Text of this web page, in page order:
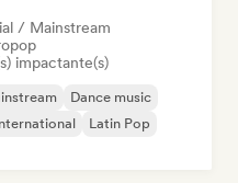
/ Mainstream
impactante(s)
Dance music
Latin Pop